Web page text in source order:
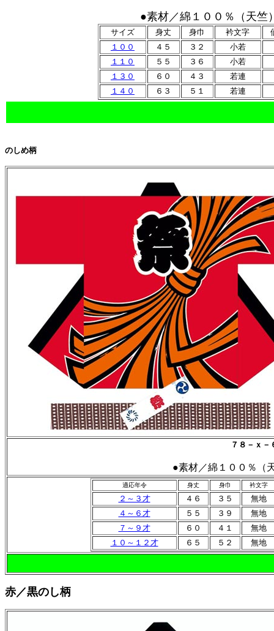
●素材／綿１００％（天竺
サイズ 身丈 身巾 衿文字
１００
４５ ３２
小若
１１０
５５ ３６
小若
１３０
６０ ４３
若連
１４０
６３ ５１ 若連
のしめ柄
７８－ｘ
●素材／綿１００％（
適応年令 身丈 身巾 衿文字
２～３才 ４６ ３５
無地
４～６才
５５ ３９
無地
７～９才
６０ ４１
無地
１０～１２才
６５ ５２ 無地
赤／黒のし柄